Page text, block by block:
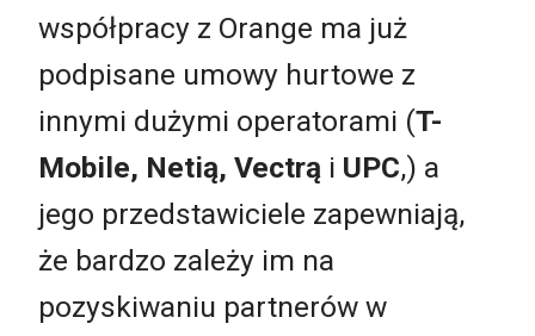
współpracy z Orange ma już
podpisane umowy hurtowe z
innymi dużymi operatorami (T-
Mobile, Netią, Vectrą i UPC,) a
jego przedstawiciele zapewniają,
że bardzo zależy im na
pozyskiwaniu partnerów w